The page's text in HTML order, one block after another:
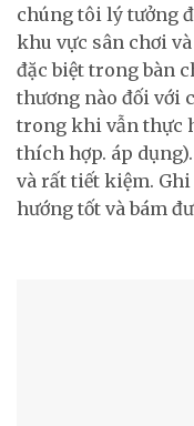
chúng tôi lý tưởng
khu vực sân chơi
đặc biệt trong bàn
thương nào đối với
trong khi vẫn thực
thích hợp. áp
và rất tiết kiệm.
hướng tốt và bám